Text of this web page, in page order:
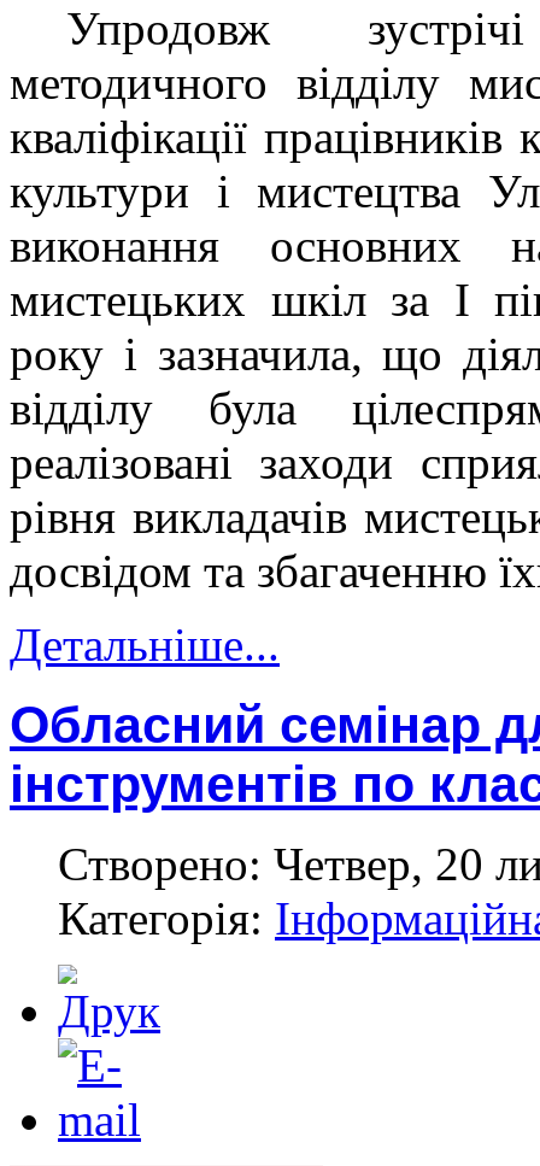
Упродовж
методичного відділу
кваліфікації
культури і мистецтва
виконання основних
мистецьких шкіл за I
року і зазначила, що
відділу була
реалізовані заходи
рівня викладачів
досвідом та збагаченню
Детальніше...
Обласний семінар
інструментів по
Створено: Четвер, 20
Категорія: